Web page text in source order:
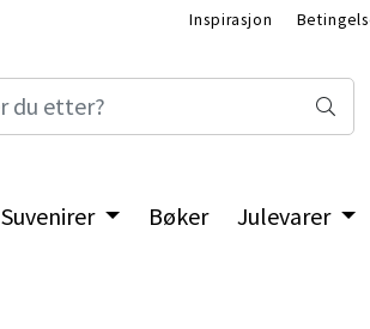
Inspirasjon
Suvenirer Bøker Julevarer